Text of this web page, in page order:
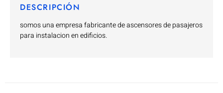
DESCRIPCIÓN
somos una empresa fabricante de ascensores de pasajeros
para instalacion en edificios.